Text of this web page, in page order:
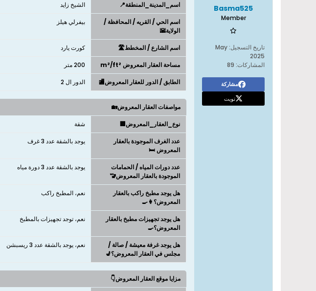
Basma525
Member
تاريخ التسجيل: May
2025
المشاركات: 89
مشاركة
تويت
اسم_المدينة_المنطقة📍 الشيخ زايد
اسم الحي / القريه / المحافظة /
الولاية🌇
بيفرلي هيلز
اسم الشارع / المخطط🛣️ كورت يارد
مساحة العقار المعروض m²/ft² 200 متر
الطابق / الدور للعقار المعروض🏬 الدور ال 2
مواصفات العقار المعروض🏡
نوع_العقار_المعروض🏢 شقة
عدد الغرف الموجودة بالعقار
المعروض 🛏️
يوجد بالشقة عدد 3 غرف
عدد دورات المياه / الحمامات
الموجودة بالعقار المعروض🚾
يوجد بالشقة عدد 3 دورة مياه
هل يوجد مطبخ راكب بالعقار
المعروض؟👩‍🍳
نعم، المطبخ راكب
هل يوجد تجهيزات مطبخ بالعقار
المعروض؟🍳
نعم، توجد تجهيزات بالمطبخ
هل يوجد غرفة معيشة / صالة /
مجلس في العقار المعروض؟💺
نعم، يوجد بالشقة عدد 3 ريسبشن
مزايا موقع العقار المعروض👇